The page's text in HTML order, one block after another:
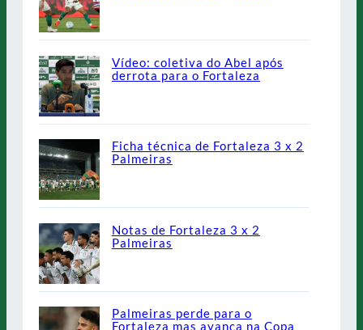
Vídeo: coletiva do Abel após
derrota para o Fortaleza
Ficha técnica de Fortaleza 3 x 2
Palmeiras
Notas de Fortaleza 3 x 2
Palmeiras
Palmeiras perde para o
Fortaleza mas avança na Copa